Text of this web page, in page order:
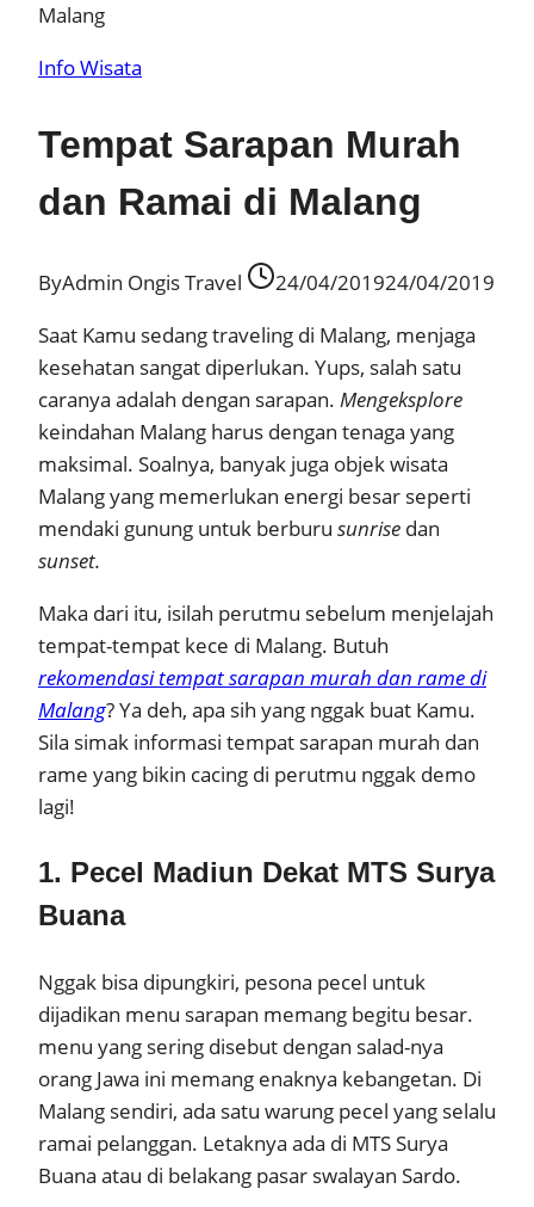
Malang
Info Wisata
Tempat Sarapan Murah
dan Ramai di Malang
ByAdmin Ongis Travel 24/04/201924/04/2019
Saat Kamu sedang traveling di Malang, menjaga
kesehatan sangat diperlukan. Yups, salah satu
caranya adalah dengan sarapan. Mengeksplore
keindahan Malang harus dengan tenaga yang
maksimal. Soalnya, banyak juga objek wisata
Malang yang memerlukan energi besar seperti
mendaki gunung untuk berburu sunrise dan
sunset.
Maka dari itu, isilah perutmu sebelum menjelajah
tempat-tempat kece di Malang. Butuh
rekomendasi tempat sarapan murah dan rame di
Malang? Ya deh, apa sih yang nggak buat Kamu.
Sila simak informasi tempat sarapan murah dan
rame yang bikin cacing di perutmu nggak demo
lagi!
1. Pecel Madiun Dekat MTS Surya
Buana
Nggak bisa dipungkiri, pesona pecel untuk
dijadikan menu sarapan memang begitu besar.
menu yang sering disebut dengan salad-nya
orang Jawa ini memang enaknya kebangetan. Di
Malang sendiri, ada satu warung pecel yang selalu
ramai pelanggan. Letaknya ada di MTS Surya
Buana atau di belakang pasar swalayan Sardo.